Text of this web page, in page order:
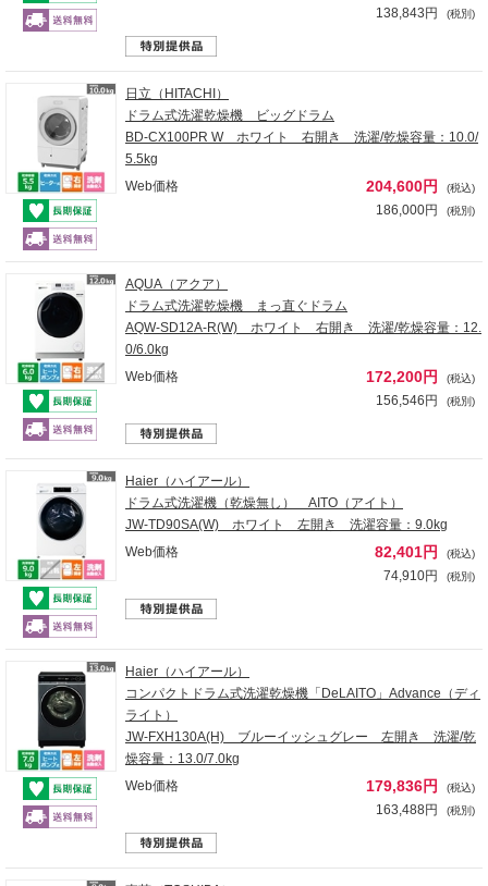
138,843円 (税別)
日立（HITACHI）
ドラム式洗濯乾燥機 ビッグドラム
BD-CX100PR W ホワイト 右開き 洗濯/乾燥容量：10.0/
5.5kg
Web価格
204,600円 (税込)
186,000円 (税別)
AQUA（アクア）
ドラム式洗濯乾燥機 まっ直ぐドラム
AQW-SD12A-R(W) ホワイト 右開き 洗濯/乾燥容量：12.
0/6.0kg
Web価格
172,200円 (税込)
156,546円 (税別)
Haier（ハイアール）
ドラム式洗濯機（乾燥無し） AITO（アイト）
JW-TD90SA(W) ホワイト 左開き 洗濯容量：9.0kg
Web価格
82,401円 (税込)
74,910円 (税別)
Haier（ハイアール）
コンパクトドラム式洗濯乾燥機「DeLAITO」Advance（ディ
ライト）
JW-FXH130A(H) ブルーイッシュグレー 左開き 洗濯/乾
燥容量：13.0/7.0kg
Web価格
179,836円 (税込)
163,488円 (税別)